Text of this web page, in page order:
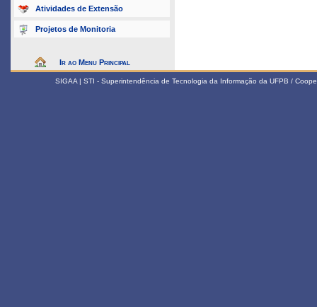
Atividades de Extensão
Projetos de Monitoria
Ir ao Menu Principal
SIGAA | STI - Superintendência de Tecnologia da Informação da UFPB /